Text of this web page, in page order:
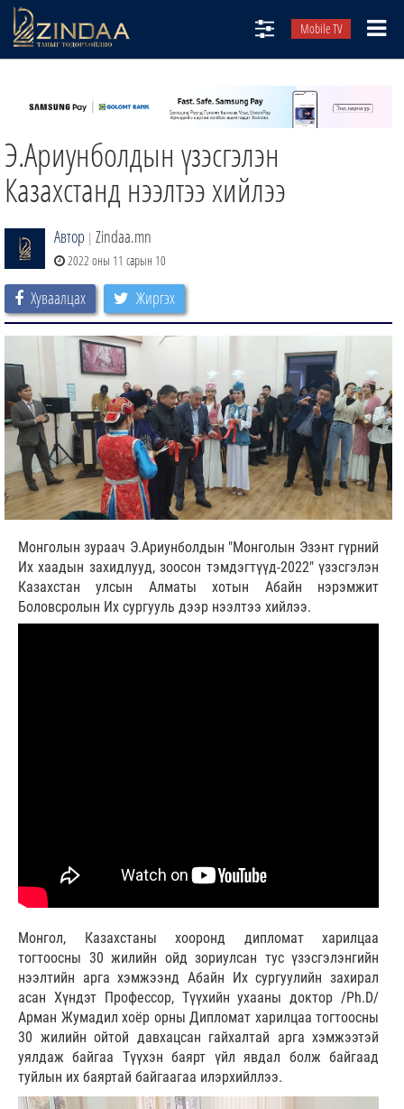
Mobile TV
ТВ8
ӨГЛӨӨНИЙ СОНИН
АУДИО ЗОХИОЛ
Э.Ариунболдын үзэсгэлэн
Казахстанд нээлтээ хийлээ
Автор | Zindaa.mn
2022 оны 11 сарын 10
Хуваалцах Жиргэх
Монголын зураач Э.Ариунболдын "Монголын Эзэнт гүрний
Их хаадын захидлууд, зоосон тэмдэгтүүд-2022" үзэсгэлэн
Казахстан улсын Алматы хотын Абайн нэрэмжит
Боловсролын Их сургууль дээр нээлтээ хийлээ.
Монгол, Казахстаны хооронд дипломат харилцаа
тогтоосны 30 жилийн ойд зориулсан тус үзэсгэлэнгийн
нээлтийн арга хэмжээнд Абайн Их сургуулийн захирал
асан Хүндэт Профессор, Түүхийн ухааны доктор /Ph.D/
Арман Жумадил хоёр орны Дипломат харилцаа тогтоосны
30 жилийн ойтой давхацсан гайхалтай арга хэмжээтэй
уялдаж байгаа Түүхэн баярт үйл явдал болж байгаад
туйлын их баяртай байгаагаа илэрхийллээ.